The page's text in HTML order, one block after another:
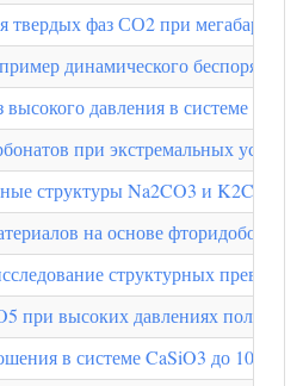
твердых фаз СО2 при
динамического
давления в системе
при экстремальных
структуры Na2CO3 и K2CO3
на основе
структурных
при высоких давлениях полный
в системе CaSiO3 до 100